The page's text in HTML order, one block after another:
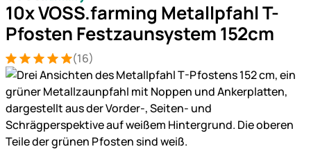
10x VOSS.farming Metallpfahl T-
Pfosten Festzaunsystem 152cm
Bewertung: 5 von 5 (16 Bewertungen)
16 Bewertungen
(16)
Produktgalerie